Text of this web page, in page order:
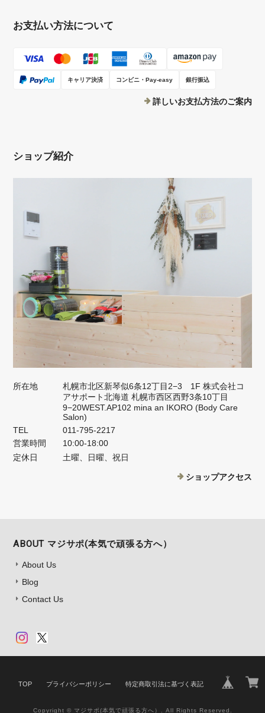
お支払い方法について
キャリア決済 コンビニ・Pay-easy 銀行振込
詳しいお支払方法のご案内
ショップ紹介
所在地
札幌市北区新琴似6条12丁目2−3 1F 株式会社コ
アサポート北海道 札幌市西区西野3条10丁目
9−20WEST.AP102 mina an IKORO (Body Care
Salon)
TEL
011-795-2217
営業時間
10:00-18:00
定休日
土曜、日曜、祝日
ショップアクセス
ABOUT マジサポ(本気で頑張る方へ）
About Us
Blog
Contact Us
TOP プライバシーポリシー 特定商取引法に基づく表記
Copyright © マジサポ(本気で頑張る方へ）. All Rights Reserved.